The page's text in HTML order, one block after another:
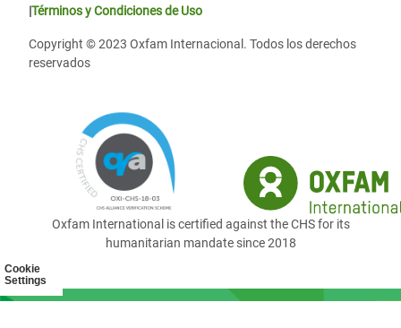
Cookie
Settings
|Términos y Condiciones de Uso
Copyright © 2023 Oxfam Internacional. Todos los derechos
reservados
Oxfam International is certified against the CHS for its
humanitarian mandate since 2018